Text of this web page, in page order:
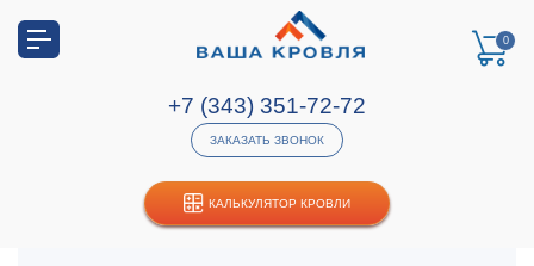
КАЛЬКУЛЯТОР КРОВЛИ
0
+7 (343) 351-72-72
ЗАКАЗАТЬ ЗВОНОК